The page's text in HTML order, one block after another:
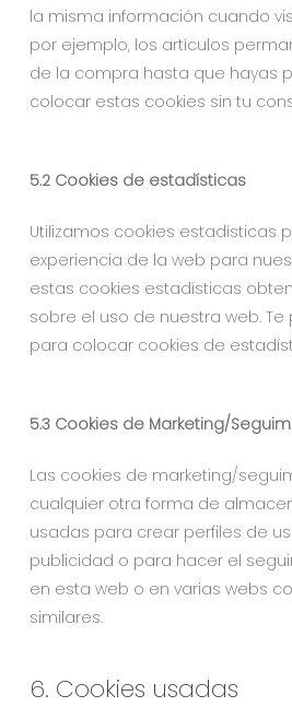
la misma información cuando
por ejemplo, los artículos
de la compra hasta que hayas
colocar estas cookies sin tu
5.2 Cookies de estadísticas
Utilizamos cookies estadísticas
experiencia de la web para
estas cookies estadísticas
sobre el uso de nuestra web.
para colocar cookies de
5.3 Cookies de Marketing/
Las cookies de marketing/
cualquier otra forma de
usadas para crear perfiles de
publicidad o para hacer el
en esta web o en varias webs
similares.
6. Cookies usadas